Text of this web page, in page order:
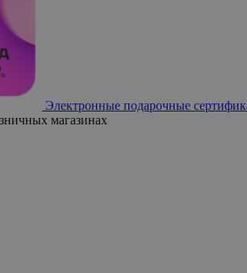
Электронные подарочные
магазинах